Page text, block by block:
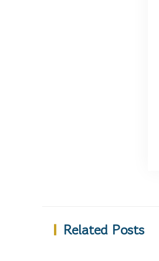
Related Posts